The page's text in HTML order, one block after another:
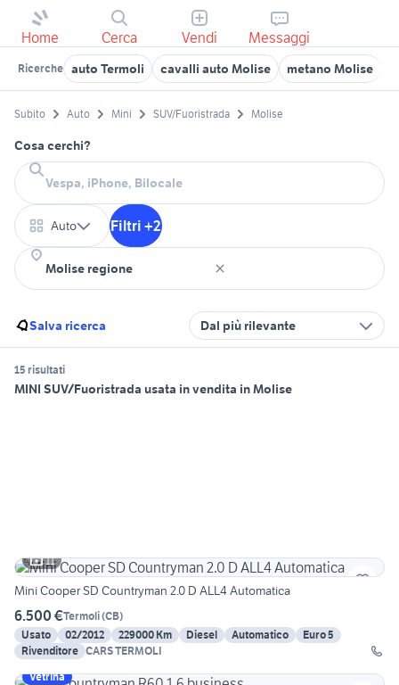
Home Cerca Vendi Messaggi
Ricerche auto Termoli cavalli auto Molise metano Molise
Subito Auto Mini SUV/Fuoristrada Molise
Cosa cerchi?
Auto Filtri +2
Salva ricerca Dal più rilevante
15 risultati
MINI SUV/Fuoristrada usata in vendita in Molise
11
Mini Cooper SD Countryman 2.0 D ALL4 Automatica
6.500 €Termoli(CB)
Usato
02/2012 229000 Km Diesel Automatico
Euro 5
Rivenditore CARS TERMOLI
Vetrina